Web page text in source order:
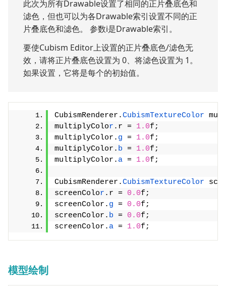
此次为所有Drawable设置了相同的正片叠底色和
滤色，但也可以为各Drawable索引设置不同的正
片叠底色和滤色。 参数i是Drawable索引。
要使Cubism Editor上设置的正片叠底色/滤色无
效，请将正片叠底色设置为 0、将滤色设置为 1。
如果设置，它将是每个的初始值。
CubismRenderer.CubismTextureColor
multiplyColor .r = 1.0f;
multiplyColor. g = 1.0f;
multiplyColor. b = 1.0f;
multiplyColor. a = 1.0f;
CubismRenderer.CubismTextureColor
screenColor .r = 0.0f;
screenColor. g = 0.0f;
screenColor. b = 0.0f;
screenColor. a = 1.0f;
模型绘制